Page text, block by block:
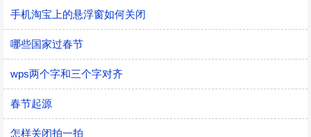
手机淘宝上的悬浮窗如何关闭
哪些国家过春节
wps两个字和三个字对齐
春节起源
怎样关闭拍一拍